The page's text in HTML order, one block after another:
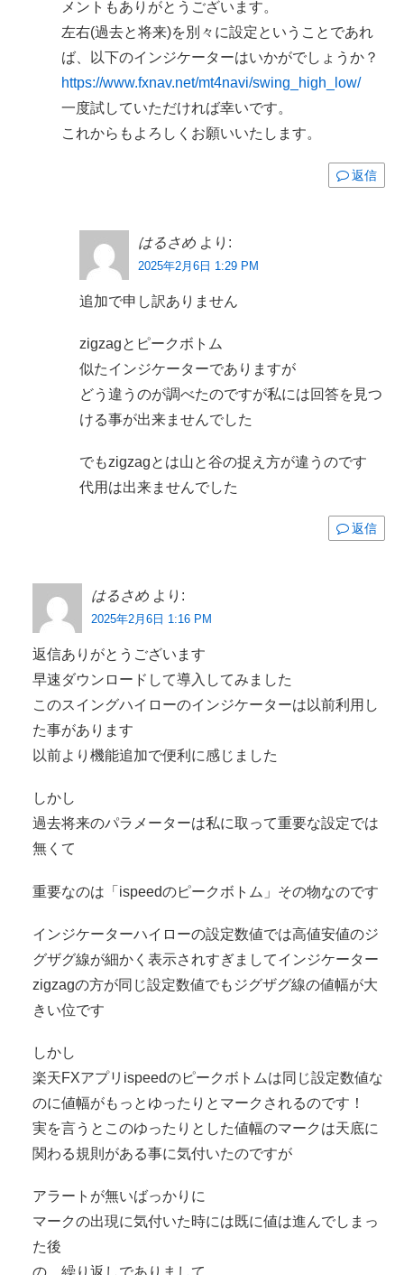
メントもありがとうございます。
左右(過去と将来)を別々に設定ということであれ
ば、以下のインジケーターはいかがでしょうか？
https://www.fxnav.net/mt4navi/swing_high_low/
一度試していただければ幸いです。
これからもよろしくお願いいたします。
返信
はるさめ より:
2025年2月6日 1:29 PM
追加で申し訳ありません
zigzagとピークボトム
似たインジケーターでありますが
どう違うのが調べたのですが私には回答を見つ
ける事が出来ませんでした
でもzigzagとは山と谷の捉え方が違うのです
代用は出来ませんでした
返信
はるさめ より:
2025年2月6日 1:16 PM
返信ありがとうございます
早速ダウンロードして導入してみました
このスイングハイローのインジケーターは以前利用し
た事があります
以前より機能追加で便利に感じました
しかし
過去将来のパラメーターは私に取って重要な設定では
無くて
重要なのは「ispeedのピークボトム」その物なのです
インジケーターハイローの設定数値では高値安値のジ
グザグ線が細かく表示されすぎましてインジケーター
zigzagの方が同じ設定数値でもジグザグ線の値幅が大
きい位です
しかし
楽天FXアプリispeedのピークボトムは同じ設定数値な
のに値幅がもっとゆったりとマークされるのです！
実を言うとこのゆったりとした値幅のマークは天底に
関わる規則がある事に気付いたのですが
アラートが無いばっかりに
マークの出現に気付いた時には既に値は進んでしまっ
た後